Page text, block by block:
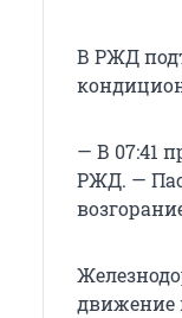
В РЖД
— В 07:41
РЖД. —
движение